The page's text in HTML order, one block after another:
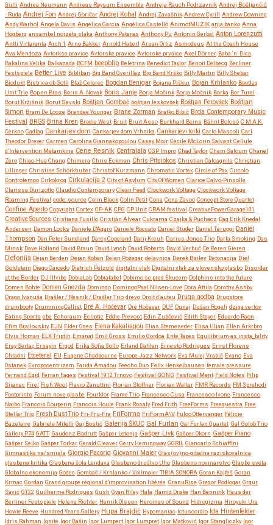
Gulli Andrea Neumann Andreas Røysum Ensemble Andreja Rauch Podrzavnik Andrej Boštjančič
- Ruda Andrej Fon Andrej Goričar Andrej Kobal Andrej Zavašnik Andrew Cyrill Andrew Downing
Andy Warhol Angela Davis Angelica Garcia Angélica Castelló AnimotMUZIK anja banko Anna
Högberg ansambel nojzeta slaka Anthony Pateras Anthony Pu Antonin Gerbal Anton Lorenzutti
Antti Virtaranta Arch 1 Arno Bakker Arnold Haberl Aruan Ortiz Asmodeus At the Coach House
Ava Mendoza Avtorkse pravice Avtorske pravice Avtorske prvaice Axel Dörner Baba ‘n’ Dica
Bakalina Velika Balkanada BCFM beepblip Beletrina Benedict Taylor Benoit Delbecq Berliner
Festspiele Better Live Bibliban Big Band Gverillaz Big Band Krško Billy Martin Billy Shebar
Biodukt Bistrica ob Sotli Blaž Celarec Bogdan Benigar Bojana Piškur Bojan Krhlanko Bootleg
Unit Trio Bop en Bras Boris A. Novak Boris Janje Borja Močink Borja Močnik Borka Bor Turel
Borut Kržišnik Borut Savski Boštjan Gombač boštjan leskovšek Boštjan Perovšek Boštjan
Simon Bram De Looze Brandee Younger Brane Zorman Bratko Bibič Brda Contemporary Music
Festival
BRGS Brina Kren Brodie West Bruit Bruit Asso Burkhard Beins Bálint Bolcsó C.M.A.K.
Cerkno Cadlag Cankarjev dom Cankarjev dom Vrhnika Cankarjevi torki Carlo Mascoli Carl
Theodor Dreyer Carmen Carolina Giannakopoulou Casey Moir Cecile McLorin Salvant Cellule
d’Intervention Metamkine Cene Resnik Centralala CGP Impro Chad Taylor Cham Saloum Chanel
Zero Chiao-Hua Chang Chimera Chris Eckman Chris Pitsiokos Christian Calcagnile Christian
Lillinger Christine Schörkhuber Christof Kurzmann Chromatic Vortex Circle of Pax Circolo
Controtempo Cirkokrog Cirkulacija 2 City of Asylum City Of Women Clarice Calvo-Pinsolle
Clarissa Durizotto Claudio Contemporary Clean Feed Clockwork Voltage Clockwork Voltage
Roaming Festival code::source Colin Black Colin Petit Cona Cona Zavod Concept Store Quartet
Confine Aperto Copyright Cortex CP-AK CPG CP Unit CRAM festival CreativePowerGarage101
Creative Sources Cristiana Fusillo Cristián Alvear Cukrarna Czajka & Puchacz Dag Erik Knedal
Andersen Damon Locks Daniele D'Agaro Daniele Roccato Daniel Studer Daniel Teruggi Daniel
Thompson Dan Peter Sundland Darcy Copeland Darij Kreuh Darius Jones Trio Darla Smoking Das
Minsk Dave Holland David Braun David Lynch David Roberts David Verbuč De Beren Gieren
Defonija Dejan Berden Dejan Koban Dejan Požegar delavnica Derek Bailey Detonacija Die!
Goldstein Diego Caicedo Dietrich Petzold digitalni vlak Digitalni vlak za slovensko glasbo Disorder
at the Border DJ Illvibe DobiaLab Dobialabel Dobimo se pred Škucem Dolphins into the future
Domen Bohte Domen Gnezda Domingo DomingoPaal Nilsen-Love Dora Attila Dorothy Ashby
Drago Ivanuša Drašler / Resnik / Drašler Trio drevo Droit d’auteu Druga godba Drugstore
drumbooty DrummingCellist Dré A. Hočevar Dré Hočevar DUF Dunaj Dušan Rogelj dziga vertov
Eating Sports ebe Echoraum Ecliptic Eddie Prevost Edin Zubčević Edith Steyer Eduardo Raon
Efim Brailovskiy EJN Elder Ones Elena Kakaliagou Elias Stemeseder Elisa Ulian Ellen Arkrbro
Elvis Homan ELX Triptih Emanat Emil Gross Emilio Gordoa Ente Tapes Equilibrium as insta_bility
Eray Sertaç Ersayin Ergod Erika Sofia Sollo Erland Dahlen Ernesto Rodrigues Ernst Florens
Chladni Etceteral EU Eugene Chadbourne Europe Jazz Network Eva Mulej Vrabič Evano Eva
Ostanek Evropocentrizem Farida Amadou Feecho Duo Felix Henkelhausen female:pressure
Fernand Egid Ferran Fages Festival 1912 Trnovo Festival GONG Festival Ment Field Notes Filip
Šijanec Fire! Fish Wool Flavio Zanuttini Florian Stoffner Florian Walter FMR Records FM Sprehodi
Footprints Forum nove glasbe Fourklor Frame Trio Francesco Cusa Francesco Ivone Francesco
Naibo Francois Couperin Francois Houle Frank Rosaly Fred Frith FreeForms Freequestra Free
Stellar Trio Fresh Dust Trio Fri-Fru-Fra FriForma FriFormA\V Fulco Ottervanger Félicie
Bazelaire Gabriele Mitelli Gaj Bostič Galerija ŠKUC Gal Furlan Gal Furlan Quartet Gal Golob Trio
Gallery P74 GATT Gaudenz Badrutt Gašper Letonja Gašper Livk Gašper Okorn Gašper Piano
Gašper Selko Gašper Torkar Gerald Cleaver Gerry Hemingway GGRIL Giancarlo Schiaffini
Gimnastika ne/smisla Giorgio Pacorig Giovanni Maier Glas(ov)no-gibalna raziskovalnica
glasbena kritika Glasbena šola Lendava Glasbeno društvo Uho Glasbeno novinarstvo Glasbe sveta
Globalna ekonomija Godec Gombač / Krhlanko / Vollmaier TIBIA SONORA Goran Kajfeš Goran
Krmac Gordan Grand groupe régional d'improvisation libérée GranuRise Gregor Podlogar Grgur
Savić GT22 Guilherme Rodrigues Gush Gyan Riley Hala Hamid Drake Han Bennink Haus der
Berliner Festspiele Helene Richter Henrik Olsson Heroines of Sound Hidrogizma Hiroyuki Ura
Howie Reeve Hundred Years Gallery Hupa Brajdič Hypomaniac Ictuscordio Ida Hiršenfelder
Idris Rahman Ignite Igor Bašin Igor Lumpert Igor Lumpret Igor Matković Igor Stangliczky Igor